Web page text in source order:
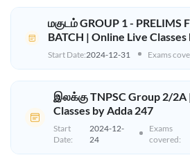
மகுடம் GROUP 1 - PRELIMS
BATCH | Online Live
Start Date:2024-12-31 Exams
இலக்கு TNPSC Group 2/2A
Classes by Adda 247
Start
Date:
2024-12-
24
Exams
covered: